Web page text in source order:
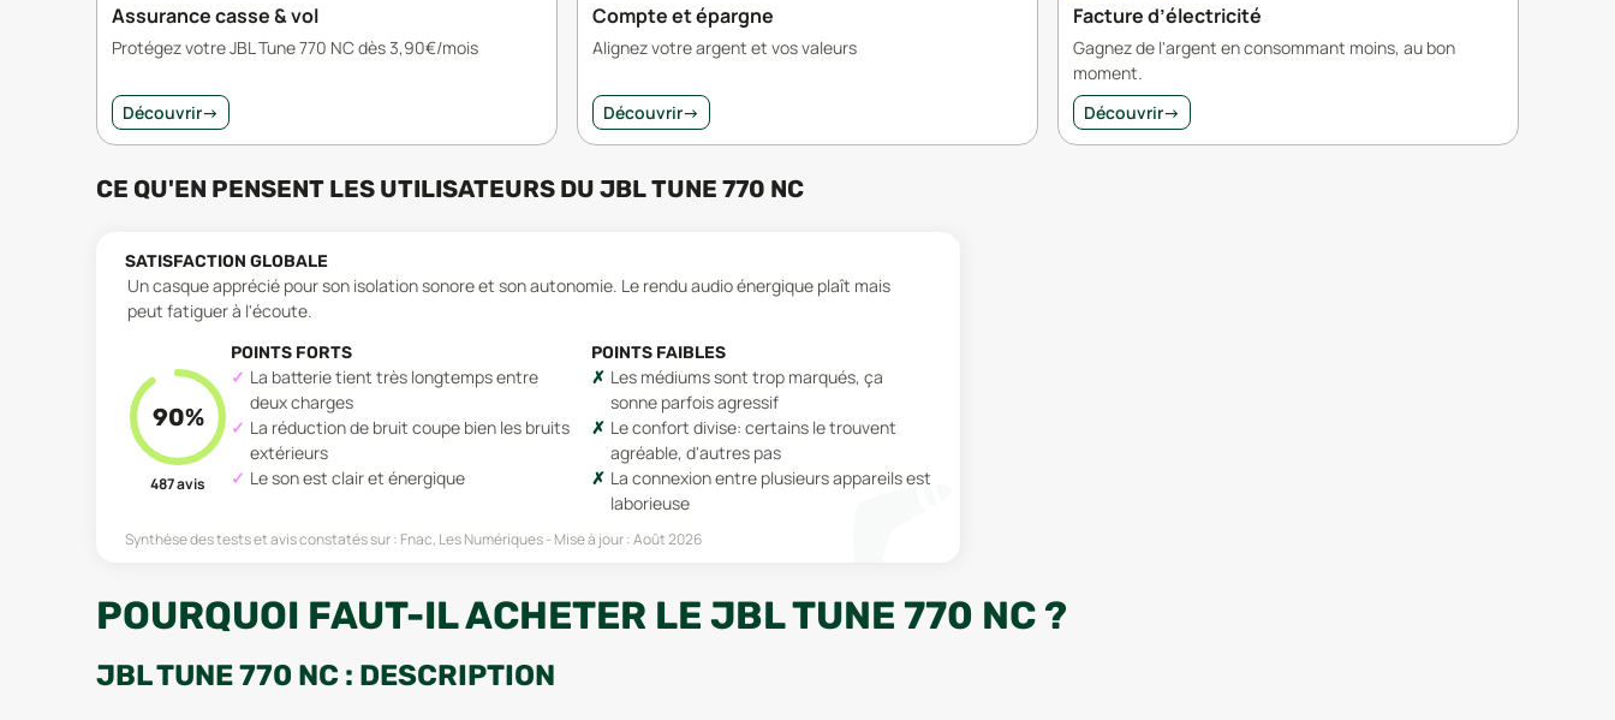
Assurance casse & vol
Protégez votre JBL Tune 770 NC dès 3,90€/mois
Découvrir→
Compte et épargne
Alignez votre argent et vos valeurs
Découvrir→
Facture d’électricité
Gagnez de l'argent en consommant moins, au bon
moment.
Découvrir→
CE QU'EN PENSENT LES UTILISATEURS DU JBL TUNE 770 NC
SATISFACTION GLOBALE
Un casque apprécié pour son isolation sonore et son autonomie. Le rendu audio énergique plaît mais
peut fatiguer à l'écoute.
90%
487avis
POINTS FORTS
La batterie tient très longtemps entre
deux charges
La réduction de bruit coupe bien les bruits
extérieurs
Le son est clair et énergique
POINTS FAIBLES
Les médiums sont trop marqués, ça
sonne parfois agressif
Le confort divise: certains le trouvent
agréable, d'autres pas
La connexion entre plusieurs appareils est
laborieuse
Synthèse des tests et avis constatés sur : Fnac, Les Numériques Mise à jour :Août 2026
POURQUOI FAUT-IL ACHETER LE JBL TUNE 770 NC ?
JBL TUNE 770 NC : DESCRIPTION